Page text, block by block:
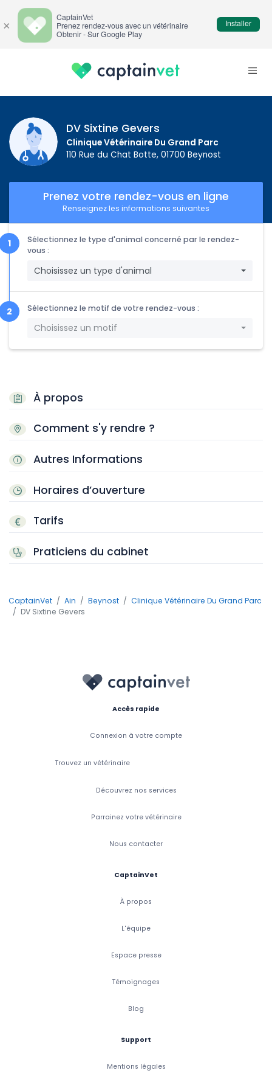
DV Sixtine Gevers
Clinique Vétérinaire Du Grand Parc
110 Rue du Chat Botte, 01700 Beynost
À propos
Comment s'y rendre ?
Autres Informations
Horaires d’ouverture
Tarifs
Praticiens du cabinet
Prenez votre rendez-vous en ligne
Renseignez les informations suivantes
Sélectionnez le type d'animal concerné par le rendez-
vous :
Choisissez un type d'animal
Sélectionnez le motif de votre rendez-vous :
Choisissez un motif
CaptainVet Ain Beynost
Clinique Vétérinaire Du Grand Parc
DV Sixtine Gevers
Accès rapide
Connexion à votre compte
Trouvez un vétérinaire
Découvrez nos services
Parrainez votre vétérinaire
Nous contacter
CaptainVet
À propos
L'équipe
Espace presse
Témoignages
Blog
Support
Mentions légales
×
CaptainVet
Prenez rendez-vous avec un vétérinaire
Obtenir - Sur Google Play
Installer